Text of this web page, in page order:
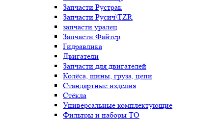
Запчасти Рустрак
Запчасти Русич\TZR
запчасти уралец
Запчасти Файтер
Гидравлика
Двигатели
Запчасти для двигателей
Колёса, шины, груза, цепи
Стандартные изделия
Стёкла
Универсальные комплектующие
Фильтры и наборы ТО